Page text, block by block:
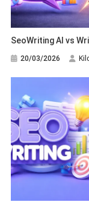
SeoWriting AI vs
20/03/2026